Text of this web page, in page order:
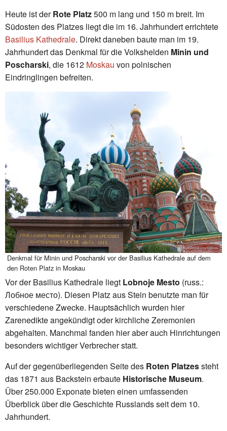
Heute ist derRote Platz500 m lang und 150 m breit. Im
Südosten des Platzes liegt die im 16. Jahrhundert errichtete
Basilius Kathedrale. Direkt daneben baute man im 19.
Jahrhundert das Denkmal für die Volkshelden Minin und
Poscharski, die 1612 Moskau von polnischen
Eindringlingen befreiten.
Denkmal für Minin und Poscharski vor der Basilius Kathedrale auf dem
den Roten Platz in Moskau
Vor der Basilius Kathedrale liegt Lobnoje Mesto (russ.:
Лобное место). Diesen Platz aus Stein benutzte man für
verschiedene Zwecke. Hauptsächlich wurden hier
Zarenedikte angekündigt oder kirchliche Zeremonien
abgehalten. Manchmal fanden hier aber auch Hinrichtungen
besonders wichtiger Verbrecher statt.
Auf der gegenüberliegenden Seite des Roten Platzessteht
das 1871 aus Backstein erbaute Historische Museum.
Über 250.000 Exponate bieten einen umfassenden
Überblick über die Geschichte Russlands seit dem 10.
Jahrhundert.